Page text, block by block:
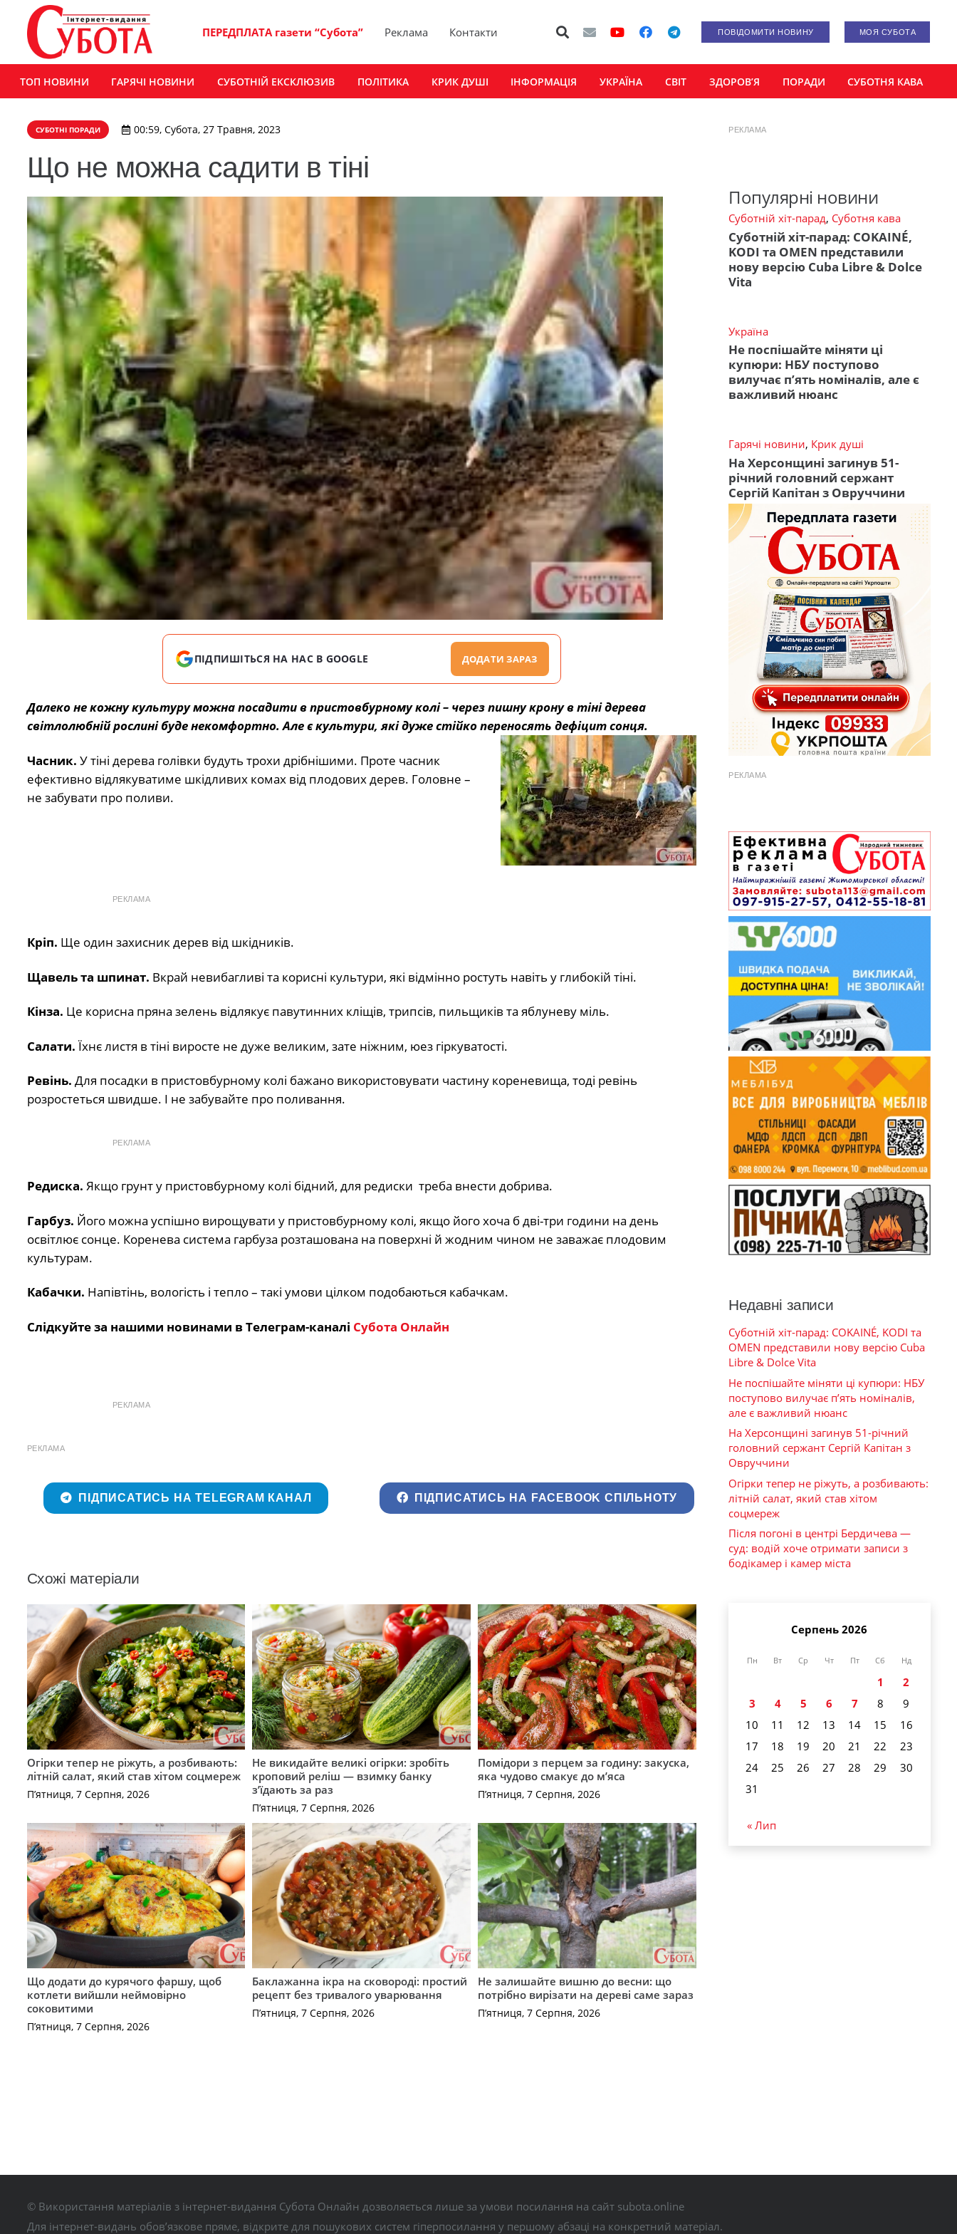
ПЕРЕДПЛАТА газети “Субота” Реклама Контакти ПОВІДОМИТИ НОВИНУ МОЯ СУБОТА
ТОП НОВИНИ ГАРЯЧІ НОВИНИ СУБОТНІЙ ЕКСКЛЮЗИВ ПОЛІТИКА КРИК ДУШІ ІНФОРМАЦІЯ УКРАЇНА СВІТ ЗДОРОВ’Я ПОРАДИ СУБОТНЯ КАВА
СУБОТНІ ПОРАДИ 00:59, Субота, 27 Травня, 2023
Що не можна садити в тіні
ПІДПИШІТЬСЯ НА НАС В GOOGLE ДОДАТИ ЗАРАЗ
Далеко не кожну культуру можна посадити в пристовбурному колі – через пишну крону в тіні дерева
світлолюбній рослині буде некомфортно. Але є культури, які дуже стійко переносять дефіцит сонця.
Часник. У тіні дерева голівки будуть трохи дрібнішими. Проте часник
ефективно відлякуватиме шкідливих комах від плодових дерев. Головне –
не забувати про поливи.
РЕКЛАМА
Кріп. Ще один захисник дерев від шкідників.
Щавель та шпинат. Вкрай невибагливі та корисні культури, які відмінно ростуть навіть у глибокій тіні.
Кінза. Це корисна пряна зелень відлякує павутинних кліщів, трипсів, пильщиків та яблуневу міль.
Салати. Їхнє листя в тіні виросте не дуже великим, зате ніжним, юез гіркуватості.
Ревінь. Для посадки в пристовбурному колі бажано використовувати частину кореневища, тоді ревінь
розростеться швидше. І не забувайте про поливання.
РЕКЛАМА
Редиска. Якщо грунт у пристовбурному колі бідний, для редиски треба внести добрива.
Гарбуз. Його можна успішно вирощувати у пристовбурному колі, якщо його хоча б дві-три години на день
освітлює сонце. Коренева система гарбуза розташована на поверхні й жодним чином не заважає плодовим
культурам.
Кабачки. Напівтінь, вологість і тепло – такі умови цілком подобаються кабачкам.
Слідкуйте за нашими новинами в Телеграм-каналі Субота Онлайн
РЕКЛАМА
РЕКЛАМА
ПІДПИСАТИСЬ НА TELEGRAM КАНАЛ ПІДПИСАТИСЬ НА FACEBOOK СПІЛЬНОТУ
Схожі матеріали
Огірки тепер не ріжуть, а розбивають:
літній салат, який став хітом соцмереж
П’ятниця, 7 Серпня, 2026
Не викидайте великі огірки: зробіть
кроповий реліш — взимку банку
з’їдають за раз
П’ятниця, 7 Серпня, 2026
Помідори з перцем за годину: закуска,
яка чудово смакує до м’яса
П’ятниця, 7 Серпня, 2026
Що додати до курячого фаршу, щоб
котлети вийшли неймовірно
соковитими
П’ятниця, 7 Серпня, 2026
Баклажанна ікра на сковороді: простий
рецепт без тривалого уварювання
П’ятниця, 7 Серпня, 2026
Не залишайте вишню до весни: що
потрібно вирізати на дереві саме зараз
П’ятниця, 7 Серпня, 2026
РЕКЛАМА
Популярні новини
Суботній хіт-парад, Суботня кава
Суботній хіт-парад: COKAINÉ,
KODI та OMEN представили
нову версію Cuba Libre & Dolce
Vita
Україна
Не поспішайте міняти ці
купюри: НБУ поступово
вилучає п’ять номіналів, але є
важливий нюанс
Гарячі новини, Крик душі
На Херсонщині загинув 51-
річний головний сержант
Сергій Капітан з Овруччини
РЕКЛАМА
Недавні записи
Суботній хіт-парад: COKAINÉ, KODI та
OMEN представили нову версію Cuba
Libre & Dolce Vita
Не поспішайте міняти ці купюри: НБУ
поступово вилучає п’ять номіналів,
але є важливий нюанс
На Херсонщині загинув 51-річний
головний сержант Сергій Капітан з
Овруччини
Огірки тепер не ріжуть, а розбивають:
літній салат, який став хітом
соцмереж
Після погоні в центрі Бердичева —
суд: водій хоче отримати записи з
бодікамер і камер міста
Серпень 2026
Пн Вт Ср Чт Пт Сб Нд
1
2
3
4 5 6 7 8
9
10
11 12 13 14 15
16
17
18 19 20 21 22
23
24
25 26 27 28 29
30
31
« Лип
© Використання матеріалів з інтернет-видання Субота Онлайн дозволяється лише за умови посилання на сайт subota.online
Для інтернет-видань обов’язкове пряме, відкрите для пошукових систем гіперпосилання у першому абзаці на конкретний матеріал.